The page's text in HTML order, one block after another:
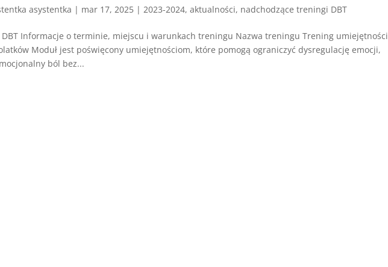
asystentka | mar 17, 2025 |2023-2024,aktualności, nadchodzące treningi DBT
Informacje o terminie, miejscu i warunkach treningu Nazwa treningu Trening umiejętności
Moduł jest poświęcony umiejętnościom, które pomogą ograniczyć dysregulację emocji,
ból bez...